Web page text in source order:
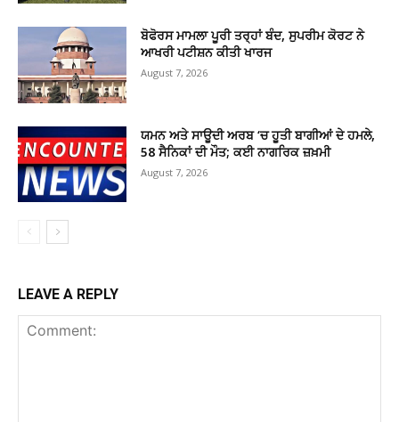
ਬੋਫੋਰਸ ਮਾਮਲਾ ਪੂਰੀ ਤਰ੍ਹਾਂ ਬੰਦ, ਸੁਪਰੀਮ ਕੋਰਟ ਨੇ
ਆਖਰੀ ਪਟੀਸ਼ਨ ਕੀਤੀ ਖਾਰਜ
August 7, 2026
ਯਮਨ ਅਤੇ ਸਾਊਦੀ ਅਰਬ ‘ਚ ਹੂਤੀ ਬਾਗੀਆਂ ਦੇ ਹਮਲੇ,
58 ਸੈਨਿਕਾਂ ਦੀ ਮੌਤ; ਕਈ ਨਾਗਰਿਕ ਜ਼ਖ਼ਮੀ
August 7, 2026
LEAVE A REPLY